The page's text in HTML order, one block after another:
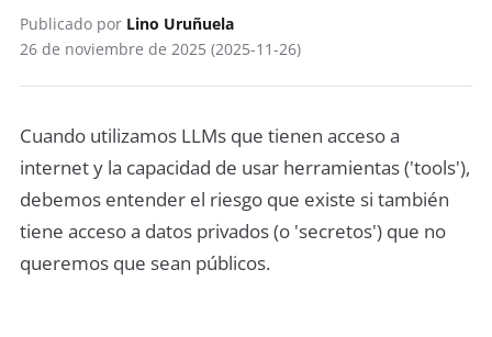
Publicado por Lino Uruñuela
26 de noviembre de 2025 (2025-11-26)
Cuando utilizamos LLMs que tienen acceso a
internet y la capacidad de usar herramientas ('tools'),
debemos entender el riesgo que existe si también
tiene acceso a datos privados (o 'secretos') que no
queremos que sean públicos.